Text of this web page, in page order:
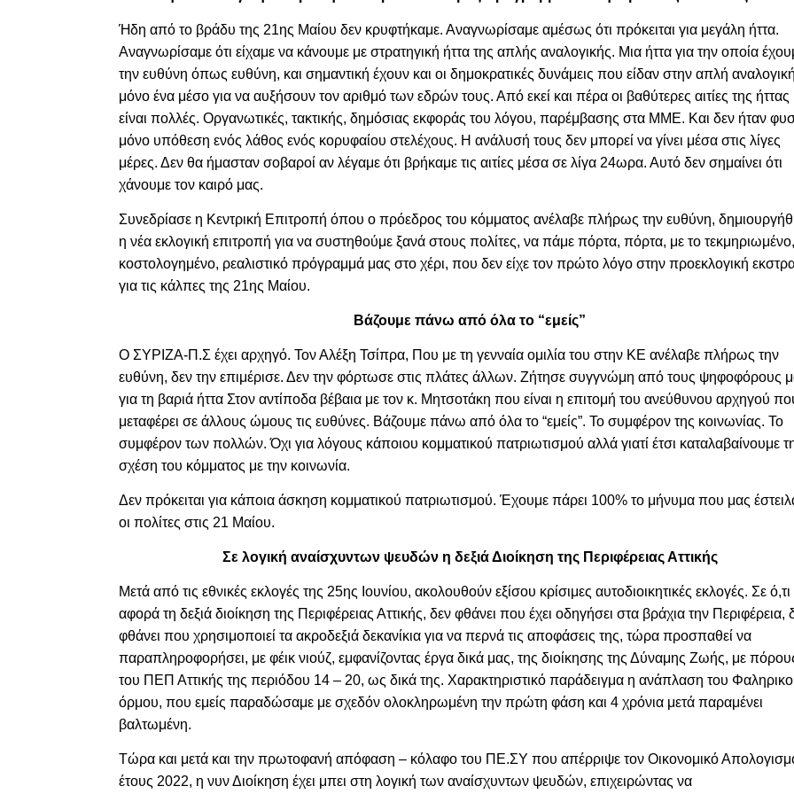
Ήδη από το βράδυ της 21ης Μαίου δεν κρυφτήκαμε. Αναγνωρίσαμε αμέσως ότι πρόκειται για μεγάλη ήττα.
Αναγνωρίσαμε ότι είχαμε να κάνουμε με στρατηγική ήττα της απλής αναλογικής. Μια ήττα για την οποία
την ευθύνη όπως ευθύνη, και σημαντική έχουν και οι δημοκρατικές δυνάμεις που είδαν στην απλή αναλογική
μόνο ένα μέσο για να αυξήσουν τον αριθμό των εδρών τους. Από εκεί και πέρα οι βαθύτερες αιτίες της ήττας
είναι πολλές. Οργανωτικές, τακτικής, δημόσιας εκφοράς του λόγου, παρέμβασης στα ΜΜΕ. Και δεν ήταν
μόνο υπόθεση ενός λάθος ενός κορυφαίου στελέχους. Η ανάλυσή τους δεν μπορεί να γίνει μέσα στις λίγες
μέρες. Δεν θα ήμασταν σοβαροί αν λέγαμε ότι βρήκαμε τις αιτίες μέσα σε λίγα 24ωρα. Αυτό δεν σημαίνει ότι
χάνουμε τον καιρό μας.
Συνεδρίασε η Κεντρική Επιτροπή όπου ο πρόεδρος του κόμματος ανέλαβε πλήρως την ευθύνη,
η νέα εκλογική επιτροπή για να συστηθούμε ξανά στους πολίτες, να πάμε πόρτα, πόρτα, με το τεκμηριωμένο,
κοστολογημένο, ρεαλιστικό πρόγραμμά μας στο χέρι, που δεν είχε τον πρώτο λόγο στην προεκλογική
για τις κάλπες της 21ης Μαίου.
Βάζουμε πάνω από όλα το “εμείς”
Ο ΣΥΡΙΖΑ-Π.Σ έχει αρχηγό. Τον Αλέξη Τσίπρα, Που με τη γενναία ομιλία του στην ΚΕ ανέλαβε πλήρως την
ευθύνη, δεν την επιμέρισε. Δεν την φόρτωσε στις πλάτες άλλων. Ζήτησε συγγνώμη από τους ψηφοφόρους
για τη βαριά ήττα Στον αντίποδα βέβαια με τον κ. Μητσοτάκη που είναι η επιτομή του ανεύθυνου αρχηγού
μεταφέρει σε άλλους ώμους τις ευθύνες. Βάζουμε πάνω από όλα το “εμείς”. Το συμφέρον της κοινωνίας. Το
συμφέρον των πολλών. Όχι για λόγους κάποιου κομματικού πατριωτισμού αλλά γιατί έτσι καταλαβαίνουμε
σχέση του κόμματος με την κοινωνία.
Δεν πρόκειται για κάποια άσκηση κομματικού πατριωτισμού. Έχουμε πάρει 100% το μήνυμα που μας
οι πολίτες στις 21 Μαίου.
Σε λογική αναίσχυντων ψευδών η δεξιά Διοίκηση της Περιφέρειας Αττικής
Μετά από τις εθνικές εκλογές της 25ης Ιουνίου, ακολουθούν εξίσου κρίσιμες αυτοδιοικητικές εκλογές. Σε ό,τι
αφορά τη δεξιά διοίκηση της Περιφέρειας Αττικής, δεν φθάνει που έχει οδηγήσει στα βράχια την Περιφέρεια,
φθάνει που χρησιμοποιεί τα ακροδεξιά δεκανίκια για να περνά τις αποφάσεις της, τώρα προσπαθεί να
παραπληροφορήσει, με φέικ νιούζ, εμφανίζοντας έργα δικά μας, της διοίκησης της Δύναμης Ζωής, με
του ΠΕΠ Αττικής της περιόδου 14 – 20, ως δικά της. Χαρακτηριστικό παράδειγμα η ανάπλαση του
όρμου, που εμείς παραδώσαμε με σχεδόν ολοκληρωμένη την πρώτη φάση και 4 χρόνια μετά παραμένει
βαλτωμένη.
Τώρα και μετά και την πρωτοφανή απόφαση – κόλαφο του ΠΕ.ΣΥ που απέρριψε τον Οικονομικό
έτους 2022, η νυν Διοίκηση έχει μπει στη λογική τωναναίσχυντων ψευδών, επιχειρώντας να